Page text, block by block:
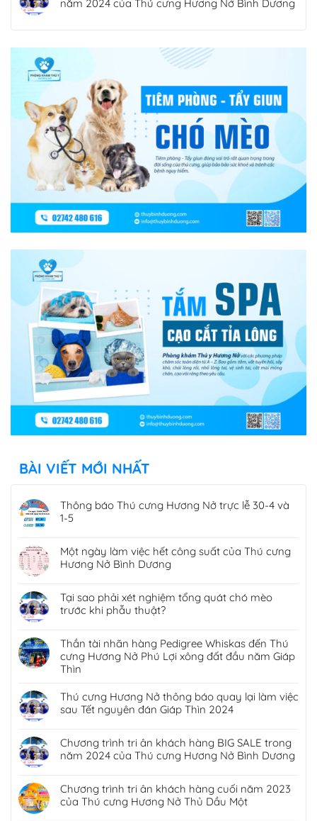
năm 2024 của Thú cưng Hương Nở Bình Dương
BÀI VIẾT MỚI NHẤT
Thông báo Thú cưng Hương Nở trực lễ 30-4 và
1-5
Một ngày làm việc hết công suất của Thú cưng
Hương Nở Bình Dương
Tại sao phải xét nghiệm tổng quát chó mèo
trước khi phẫu thuật?
Thần tài nhãn hàng Pedigree Whiskas đến Thú
cưng Hương Nở Phú Lợi xông đất đầu năm Giáp
Thìn
Thú cưng Hương Nở thông báo quay lại làm việc
sau Tết nguyên đán Giáp Thìn 2024
Chương trình tri ân khách hàng BIG SALE trong
năm 2024 của Thú cưng Hương Nở Bình Dương
Chương trình tri ân khách hàng cuối năm 2023
của Thú cưng Hương Nở Thủ Dầu Một